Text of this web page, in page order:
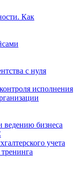
Как
с нуля
исполнения
ведению бизнеса
учета